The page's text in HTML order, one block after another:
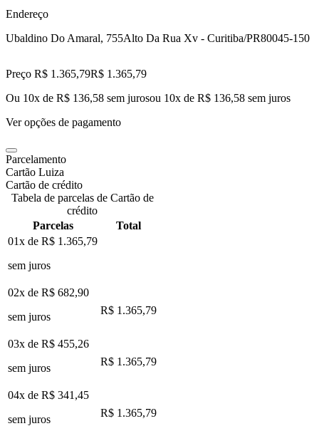
Endereço
Ubaldino Do Amaral, 755Alto Da Rua Xv - Curitiba/PR80045-150
Preço R$ 1.365,79R$ 1.365,79
Ou 10x de R$ 136,58 sem jurosou 10x de R$ 136,58 sem juros
Ver opções de pagamento
Parcelamento
Cartão Luiza
Cartão de crédito
Tabela de parcelas de Cartão de
crédito
Parcelas
Total
01x de R$ 1.365,79
sem juros
02x de R$ 682,90
sem juros
R$ 1.365,79
03x de R$ 455,26
sem juros
R$ 1.365,79
04x de R$ 341,45
sem juros
R$ 1.365,79